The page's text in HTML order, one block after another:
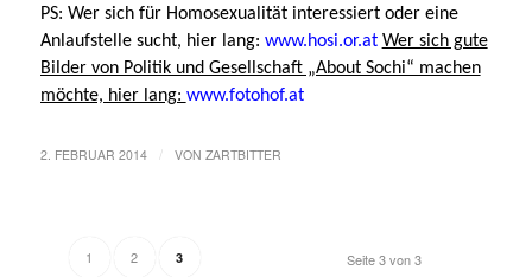
PS: Wer sich für Homosexualität interessiert oder eine
Anlaufstelle sucht, hier lang: www.hosi.or.at Wer sich gute
Bilder von Politik und Gesellschaft „About Sochi“ machen
möchte, hier lang: www.fotohof.at
2. FEBRUAR 2014 VON ZARTBITTER
Seite 3 von 3
1 2 3